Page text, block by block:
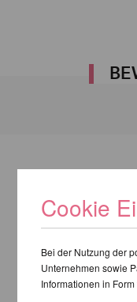
Cookie
Bei der Nutzung der
Unternehmen sowie
Informationen in